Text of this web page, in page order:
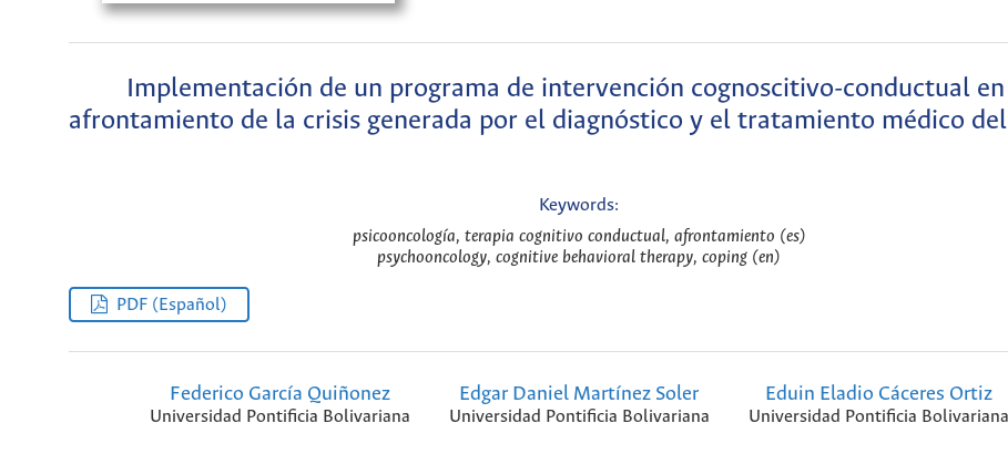
Implementación de un programa de intervención cognoscitivo-conductual
afrontamiento de la crisis generada por el diagnóstico y el tratamiento médico
Keywords:
psicooncología, terapia cognitivo conductual, afrontamiento (es)
psychooncology, cognitive behavioral therapy, coping (en)
PDF (Español)
Federico García Quiñonez
Universidad Pontificia Bolivariana
Edgar Daniel Martínez Soler
Universidad Pontificia Bolivariana
Eduin Eladio Cáceres Ortiz
Universidad Pontificia Bolivariana